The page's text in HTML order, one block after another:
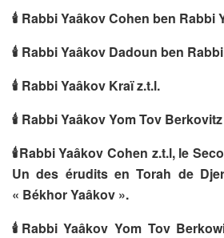
🕯 Rabbi Yaâkov Cohen ben Rabbi
🕯 Rabbi Yaâkov Dadoun ben
🕯 Rabbi Yaâkov Kraï z.t.l.
🕯 Rabbi Yaâkov Yom Tov
🕯Rabbi Yaâkov Cohen z.t.l, le
Un des érudits en Torah de
« Békhor Yaâkov ».
🕯 Rabbi Yaâkov Yom Tov